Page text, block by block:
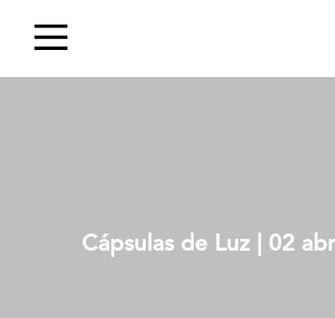
Cápsulas de Luz | 02